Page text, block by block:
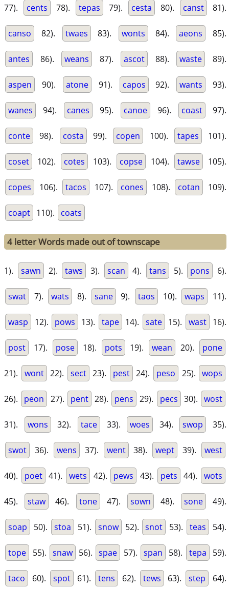
77). cents 78). tepas 79). cesta 80). canst 81).
canso 82). twaes 83). wonts 84). aeons 85).
antes 86). weans 87). ascot 88). waste 89).
aspen 90). atone 91). capos 92). wants 93).
wanes 94). canes 95). canoe 96). coast 97).
conte 98). costa 99). copen 100). tapes 101).
coset 102). cotes 103). copse 104). tawse 105).
copes 106). tacos 107). cones 108). cotan 109).
coapt 110). coats
4 letter Words made out of townscape
1). sawn 2). taws 3). scan 4). tans 5). pons 6).
swat 7). wats 8). sane 9). taos 10). waps 11).
wasp 12). pows 13). tape 14). sate 15). wast 16).
post 17). pose 18). pots 19). wean 20). pone
21). wont 22). sect 23). pest 24). peso 25). wops
26). peon 27). pent 28). pens 29). pecs 30). wost
31). wons 32). tace 33). woes 34). swop 35).
swot 36). wens 37). went 38). wept 39). west
40). poet 41). wets 42). pews 43). pets 44). wots
45). staw 46). tone 47). sown 48). sone 49).
soap 50). stoa 51). snow 52). snot 53). teas 54).
tope 55). snaw 56). spae 57). span 58). tepa 59).
taco 60). spot 61). tens 62). tews 63). step 64).